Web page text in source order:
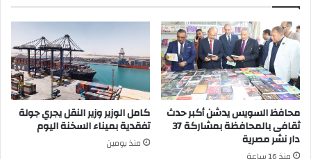
محافظ السويس يدشن أكبر حدث
ثقافى بالمحافظة بمشاركة 37
دار نشر مصرية
كامل الوزير وزير النقل يجري جولة
تفقدية بميناء السخنة اليوم
منذ يومين